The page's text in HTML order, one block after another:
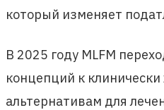
который изменяет
В 2025 году MLFM
концепций к
альтернативам для